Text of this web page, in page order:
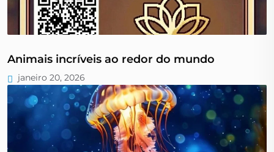
Animais incríveis ao redor do mundo
janeiro 20, 2026